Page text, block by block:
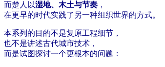
而楚人以湿地、木土与节奏 ，
在更早的时代实践了另一种组织世界的方式。
本系列的目的不是复原工程细节，
也不是讲述古代城市技术，
而是试图探讨一个更根本的问题：